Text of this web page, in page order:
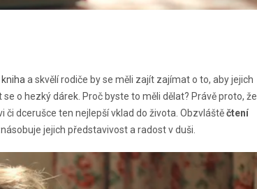
a skvělí rodiče by se měli zajít zajímat o to, aby jejich
o hezký dárek. Proč byste to měli dělat? Právě proto, že
či dcerušce ten nejlepší vklad do života. Obzvláštěčtení
jejich představivost a radost v duši.